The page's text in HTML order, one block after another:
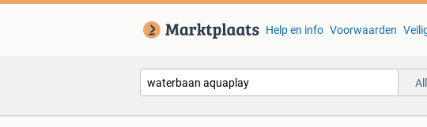
Help en info Voorwaarden